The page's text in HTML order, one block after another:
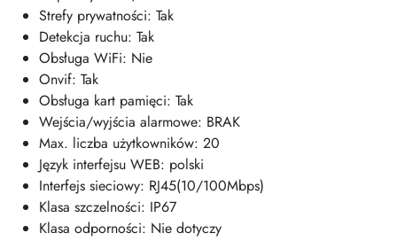
Strefy prywatności: Tak
Detekcja ruchu: Tak
Obsługa WiFi: Nie
Onvif: Tak
Obsługa kart pamięci: Tak
Wejścia/wyjścia alarmowe: BRAK
Max. liczba użytkowników: 20
Język interfejsu WEB: polski
Interfejs sieciowy: RJ45(10/100Mbps)
Klasa szczelności: IP67
Klasa odporności: Nie dotyczy